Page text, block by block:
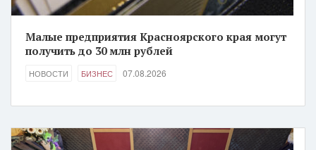
Малые предприятия Красноярского края могут
получить до 30 млн рублей
НОВОСТИ БИЗНЕС 07.08.2026